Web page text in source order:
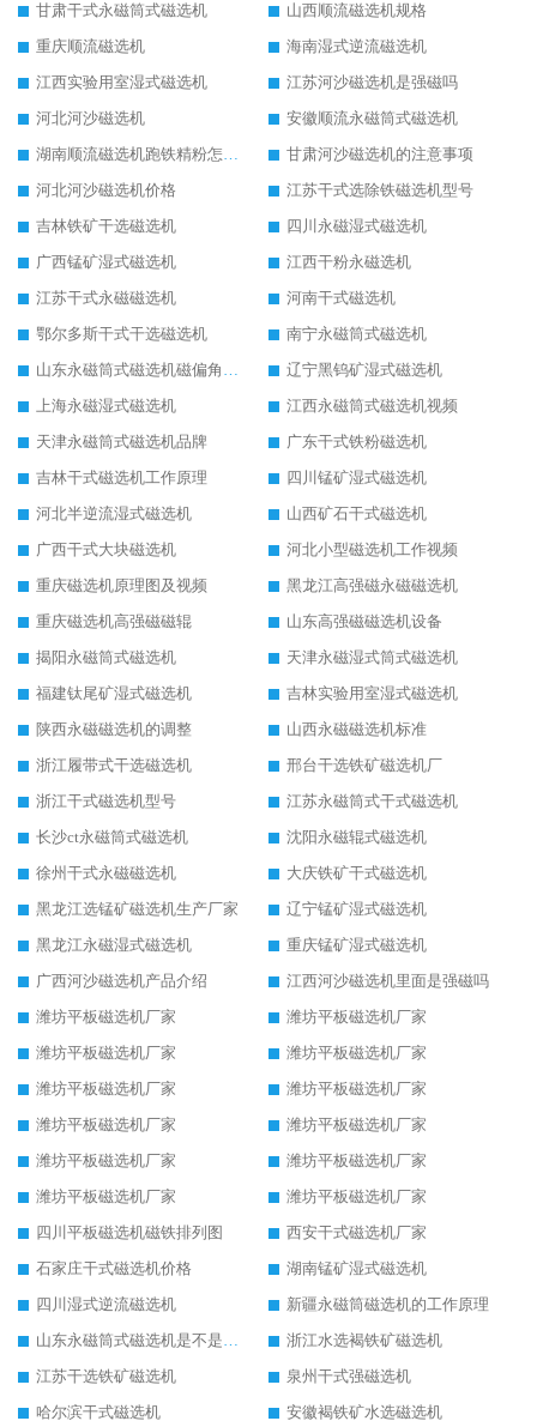
甘肃干式永磁筒式磁选机
山西顺流磁选机规格
重庆顺流磁选机
海南湿式逆流磁选机
江西实验用室湿式磁选机
江苏河沙磁选机是强磁吗
河北河沙磁选机
安徽顺流永磁筒式磁选机
湖南顺流磁选机跑铁精粉怎么处理
甘肃河沙磁选机的注意事项
河北河沙磁选机价格
江苏干式选除铁磁选机型号
吉林铁矿干选磁选机
四川永磁湿式磁选机
广西锰矿湿式磁选机
江西干粉永磁选机
江苏干式永磁磁选机
河南干式磁选机
鄂尔多斯干式干选磁选机
南宁永磁筒式磁选机
山东永磁筒式磁选机磁偏角怎么调整
辽宁黑钨矿湿式磁选机
上海永磁湿式磁选机
江西永磁筒式磁选机视频
天津永磁筒式磁选机品牌
广东干式铁粉磁选机
吉林干式磁选机工作原理
四川锰矿湿式磁选机
河北半逆流湿式磁选机
山西矿石干式磁选机
广西干式大块磁选机
河北小型磁选机工作视频
重庆磁选机原理图及视频
黑龙江高强磁永磁磁选机
重庆磁选机高强磁磁辊
山东高强磁磁选机设备
揭阳永磁筒式磁选机
天津永磁湿式筒式磁选机
福建钛尾矿湿式磁选机
吉林实验用室湿式磁选机
陕西永磁磁选机的调整
山西永磁磁选机标准
浙江履带式干选磁选机
邢台干选铁矿磁选机厂
浙江干式磁选机型号
江苏永磁筒式干式磁选机
长沙ct永磁筒式磁选机
沈阳永磁辊式磁选机
徐州干式永磁磁选机
大庆铁矿干式磁选机
黑龙江选锰矿磁选机生产厂家
辽宁锰矿湿式磁选机
黑龙江永磁湿式磁选机
重庆锰矿湿式磁选机
广西河沙磁选机产品介绍
江西河沙磁选机里面是强磁吗
潍坊平板磁选机厂家
潍坊平板磁选机厂家
潍坊平板磁选机厂家
潍坊平板磁选机厂家
潍坊平板磁选机厂家
潍坊平板磁选机厂家
潍坊平板磁选机厂家
潍坊平板磁选机厂家
潍坊平板磁选机厂家
潍坊平板磁选机厂家
潍坊平板磁选机厂家
潍坊平板磁选机厂家
四川平板磁选机磁铁排列图
西安干式磁选机厂家
石家庄干式磁选机价格
湖南锰矿湿式磁选机
四川湿式逆流磁选机
新疆永磁筒磁选机的工作原理
山东永磁筒式磁选机是不是强磁
浙江水选褐铁矿磁选机
江苏干选铁矿磁选机
泉州干式强磁选机
哈尔滨干式磁选机
安徽褐铁矿水选磁选机